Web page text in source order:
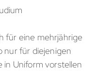
für eine mehrjährige
nur für diejenigen
in Uniform vorstellen